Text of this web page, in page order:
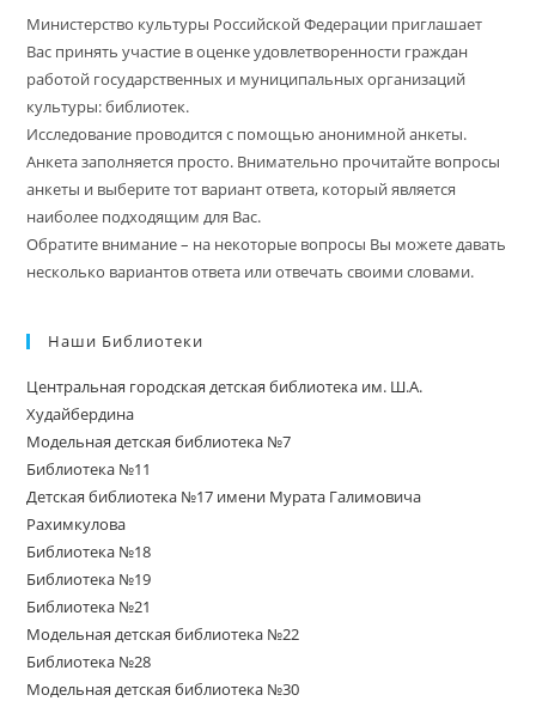
Министерство культуры Российской Федерации приглашает
Вас принять участие в оценке удовлетворенности граждан
работой государственных и муниципальных организаций
культуры: библиотек.
Исследование проводится с помощью анонимной анкеты.
Анкета заполняется просто. Внимательно прочитайте вопросы
анкеты и выберите тот вариант ответа, который является
наиболее подходящим для Вас.
Обратите внимание – на некоторые вопросы Вы можете давать
несколько вариантов ответа или отвечать своими словами.
Наши Библиотеки
Центральная городская детская библиотека им. Ш.А.
Худайбердина
Модельная детская библиотека №7
Библиотека №11
Детская библиотека №17 имени Мурата Галимовича
Рахимкулова
Библиотека №18
Библиотека №19
Библиотека №21
Модельная детская библиотека №22
Библиотека №28
Модельная детская библиотека №30